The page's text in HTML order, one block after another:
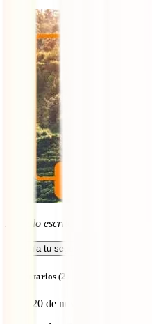
Artículo escrito por Inês Nunes de
Calcula tu seguro
Comentarios (2)
20 de noviembre de 2019